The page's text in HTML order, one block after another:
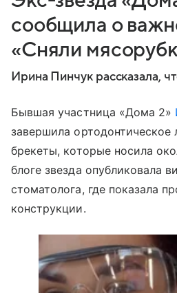
сообщила о
«Сняли
Ирина Пинчук рассказала,
Бывшая участница «Дома 2»
завершила ортодонтическое
брекеты, которые носила
блоге звезда опубликовала
стоматолога, где показала
конструкции.